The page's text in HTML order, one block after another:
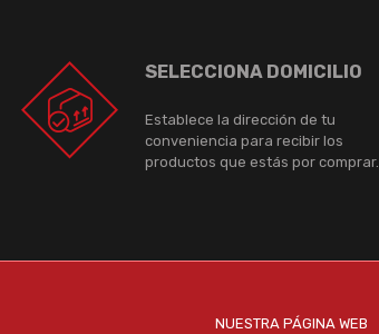
SELECCIONA DOMICILIO
Establece la dirección de tu
conveniencia para recibir los
productos que estás por comprar.
NUESTRA PÁGINA WEB